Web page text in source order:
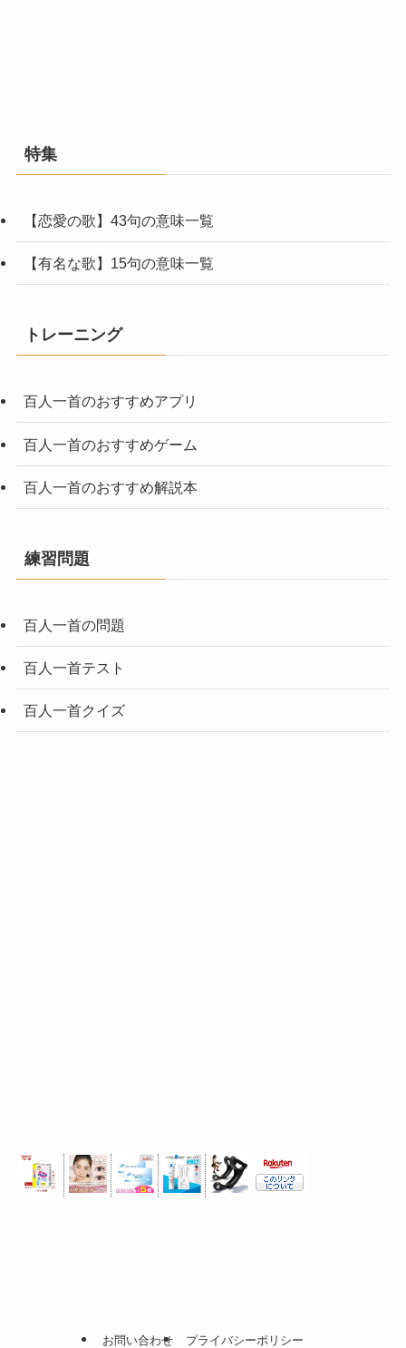
特集
【恋愛の歌】43句の意味一覧
【有名な歌】15句の意味一覧
トレーニング
百人一首のおすすめアプリ
百人一首のおすすめゲーム
百人一首のおすすめ解説本
練習問題
百人一首の問題
百人一首テスト
百人一首クイズ
お問い合わせ プライバシーポリシー